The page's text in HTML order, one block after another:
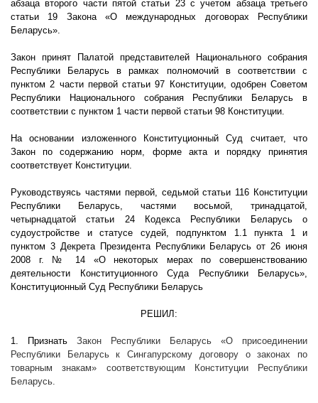
абзаца второго части пятой статьи 23 с учетом абзаца третьего
статьи 19 Закона «О международных договорах Республики
Беларусь».
Закон принят Палатой представителей Национального собрания
Республики Беларусь в рамках полномочий в соответствии с
пунктом 2 части первой статьи 97 Конституции, одобрен Советом
Республики Национального собрания Республики Беларусь в
соответствии с пунктом 1 части первой статьи 98 Конституции.
На основании изложенного Конституционный Суд считает, что
Закон по содержанию норм, форме акта и порядку принятия
соответствует Конституции.
Руководствуясь частями первой, седьмой статьи 116 Конституции
Республики Беларусь, частями восьмой, тринадцатой,
четырнадцатой статьи 24 Кодекса Республики Беларусь о
судоустройстве и статусе судей, подпунктом 1.1 пункта 1 и
пунктом 3 Декрета Президента Республики Беларусь от 26 июня
2008 г. № 14 «О некоторых мерах по совершенствованию
деятельности Конституционного Суда Республики Беларусь»,
Конституционный Суд Республики Беларусь
РЕШИЛ:
1. Признать Закон Республики Беларусь «О присоединении
Республики Беларусь к Сингапурскому договору о законах по
товарным знакам» соответствующим Конституции Республики
Беларусь.